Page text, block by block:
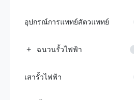
อุปกรณ์การแพทย์สัตวแพทย์
+ ฉนวนรั้วไฟฟ้า
เสารั้วไฟฟ้า